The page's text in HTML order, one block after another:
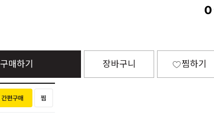
0
구매하기 장바구니 찜하기